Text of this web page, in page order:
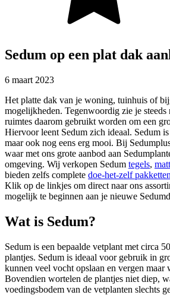
Sedum op een plat dak
6 maart 2023
Het platte dak van je woning, tuinhuis of
mogelijkheden. Tegenwoordig zie je steeds
ruimtes daarom gebruikt worden om een
Hiervoor leent Sedum zich ideaal. Sedum
maar ook nog eens erg mooi. Bij
waar met ons grote aanbod aan
omgeving. Wij verkopen Sedum tegels,
bieden zelfs complete doe-het-zelf
Klik op de linkjes om direct naar ons
mogelijk te beginnen aan je nieuwe
Wat is Sedum?
Sedum is een bepaalde vetplant met circa
plantjes. Sedum is ideaal voor gebruik in
kunnen veel vocht opslaan en vergen maar
Bovendien wortelen de plantjes niet diep,
voedingsbodem van de vetplanten slechts